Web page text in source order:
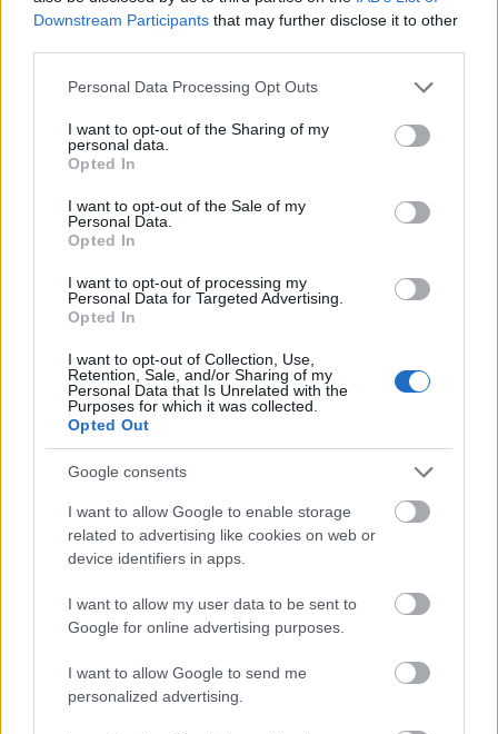
Downstream Participants that may further disclose it to other
Please note that this website/app uses one or more Google
not limited to your visit or usage behaviour. You may click to
grant or deny consent to Google and its third-party tags to
use your data for below specified purposes in below Google
consent section.
Personal Data Processing Opt Outs
I want to opt-out of the Sharing of my
personal data.
Opted In
I want to opt-out of the Sale of my
Personal Data.
Opted In
I want to opt-out of processing my
Personal Data for Targeted Advertising.
Opted In
I want to opt-out of Collection, Use,
Retention, Sale, and/or Sharing of my
Personal Data that Is Unrelated with the
Purposes for which it was collected.
Opted Out
Google consents
I want to allow Google to enable storage
related to advertising like cookies on web or
device identifiers in apps.
I want to allow my user data to be sent to
Google for online advertising purposes.
I want to allow Google to send me
personalized advertising.
felülvizsgálat árnyékában?
LEGNÉZETTEBB
M1 bővítés: már zajlik a teljesen új
Bicske Kelet csomópont építése
Mi épül?
Újragondolják Lipótváros rejtett, zöld
parkját
Aktuális
Történelmi táj, amelynek minden köve